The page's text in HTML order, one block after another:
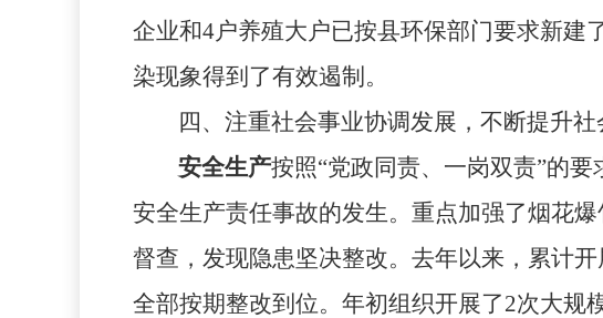
企业和4户养殖大户已按县环保部门要求新建
染现象得到了有效遏制。
四、注重社会事业协调发展，不断提升
安全生产按照“党政同责、一岗双责”的要
安全生产责任事故的发生。重点加强了烟花
督查，发现隐患坚决整改。去年以来， 累计开
全部按期整改到位。年初组织开展了2次大规